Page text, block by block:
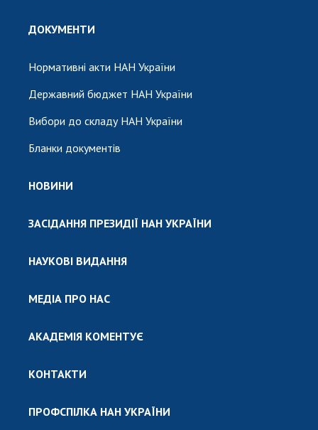
ДОКУМЕНТИ
Нормативні акти НАН України
Державний бюджет НАН України
Вибори до складу НАН України
Бланки документів
НОВИНИ
ЗАСІДАННЯ ПРЕЗИДІЇ НАН УКРАЇНИ
НАУКОВІ ВИДАННЯ
МЕДІА ПРО НАС
АКАДЕМІЯ КОМЕНТУЄ
КОНТАКТИ
ПРОФСПІЛКА НАН УКРАЇНИ